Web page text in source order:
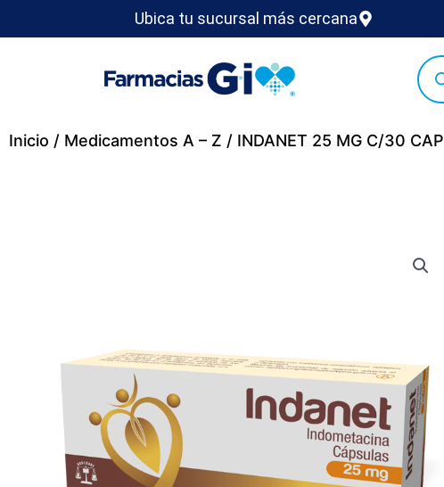
Ubica tu sucursal más cercana
Inicio / Medicamentos A – Z / INDANET 25 MG C/30 CAP